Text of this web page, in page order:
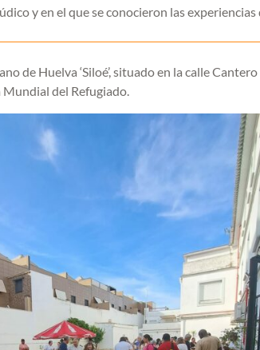
y en el que se conocieron las
de Huelva ‘Siloé’, situado en la calle
del Refugiado.